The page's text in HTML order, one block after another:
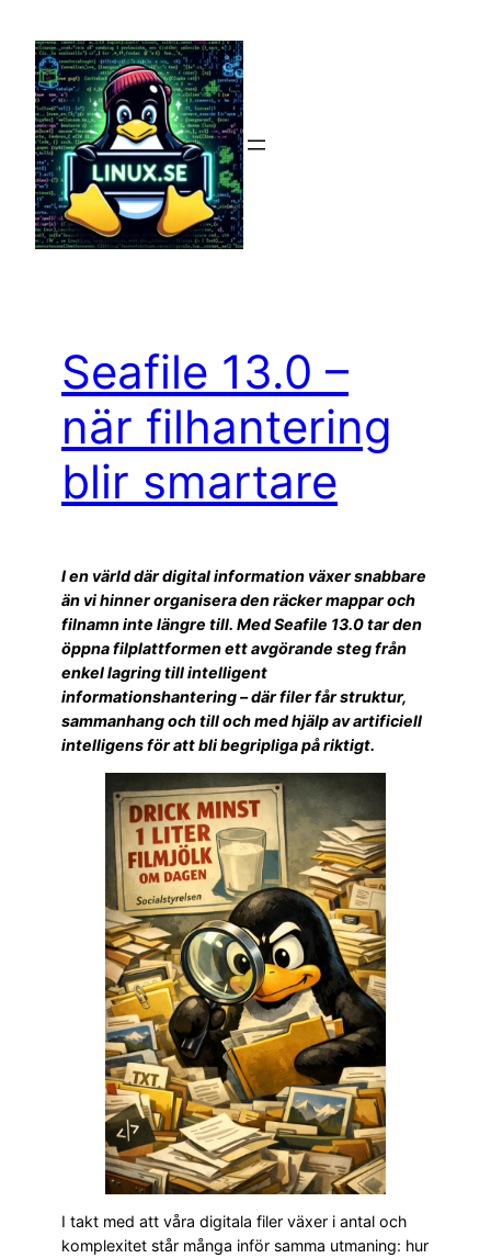
innehåll
Seafile 13.0 –
när filhantering
blir smartare
I en värld där digital information växer snabbare
än vi hinner organisera den räcker mappar och
filnamn inte längre till. Med Seafile 13.0 tar den
öppna filplattformen ett avgörande steg från
enkel lagring till intelligent
informationshantering – där filer får struktur,
sammanhang och till och med hjälp av artificiell
intelligens för att bli begripliga på riktigt.
I takt med att våra digitala filer växer i antal och
komplexitet står många inför samma utmaning: hur